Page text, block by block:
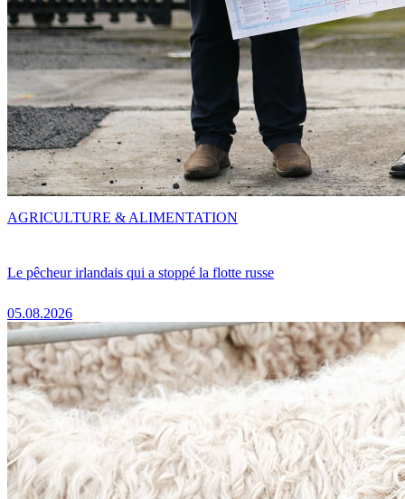
Le pêcheur irlandais qui a stoppé la flotte russe
05.08.2026
AGRICULTURE & ALIMENTATION